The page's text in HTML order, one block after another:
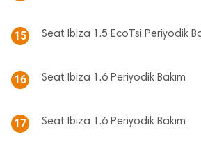
15 Seat Ibiza 1.5 EcoTsi Periyodik
16 Seat Ibiza 1.6 Periyodik Bakım
17 Seat Ibiza 1.6 Periyodik Bakım